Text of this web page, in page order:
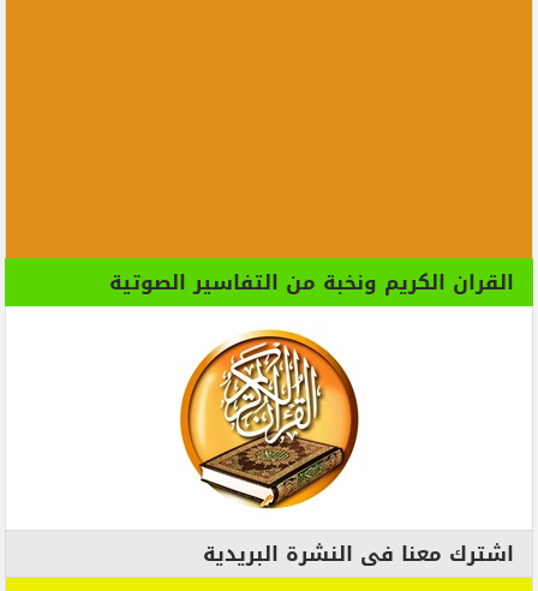
القران الكريم ونخبة من التفاسير الصوتية
اشترك معنا فى النشرة البريدية